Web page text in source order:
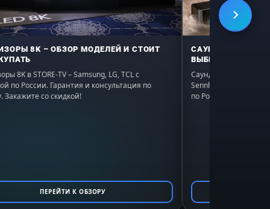
8K – ОБЗОР МОДЕЛЕЙ И СТОИТ
8K в STORE-TV – Samsung, LG, TCL с
по России. Гарантия и консультация по
Закажите со скидкой!
ПЕРЕЙТИ К ОБЗОРУ
САУНДБАР –
ВЫБРАТЬ В 2026
Саундбары в STORE-
Sennheiser. Подбор
по России, гарантия.